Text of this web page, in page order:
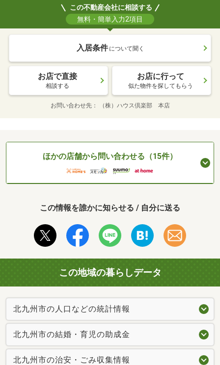
この不動産会社に相談する
無料・簡単入力2項目
入居条件 について聞く
お店で直接
相談する
お店に行って
似た物件を探してもらう
お問い合わせ先 （株）ハウス倶楽部 本店
ほかの店舗から問い合わせる（15件）
この情報を誰かに知らせる / 自分に送る
この地域の暮らしデータ
北九州市の人口などの統計情報
北九州市の結婚・育児の助成金
北九州市の治安・ごみ収集情報